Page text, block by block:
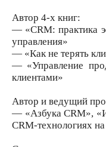
Автор 4-х книг:
— «CRM: практика
управления»
— «Как не терять
— «Управление
клиентами»
Автор и ведущий
— «Азбука CRM»,
CRM-технологиях